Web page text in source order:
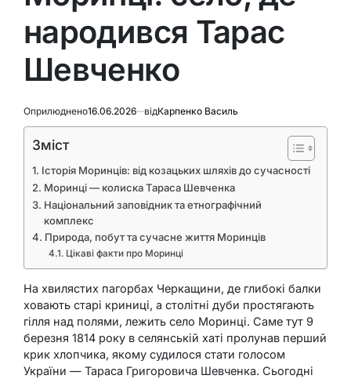
народився Тарас
Шевченко
Оприлюднено16.06.2026 відКарпенко Василь
Зміст
Історія Моринців: від козацьких шляхів до сучасності
Моринці — колиска Тараса Шевченка
Національний заповідник та етнографічний
комплекс
Природа, побут та сучасне життя Моринців
Цікаві факти про Моринці
На хвилястих пагорбах Черкащини, де глибокі балки
ховають старі криниці, а столітні дуби простягають
гілля над полями, лежить село Моринці. Саме тут 9
березня 1814 року в селянській хаті пролунав перший
крик хлопчика, якому судилося стати голосом
України — Тараса Григоровича Шевченка. Сьогодні